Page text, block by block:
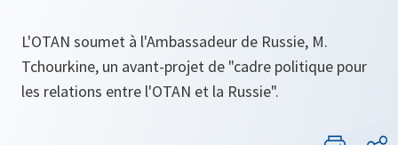
L'OTAN soumet à l'Ambassadeur de Russie, M.
Tchourkine, un avant-projet de "cadre politique pour
les relations entre l'OTAN et la Russie".